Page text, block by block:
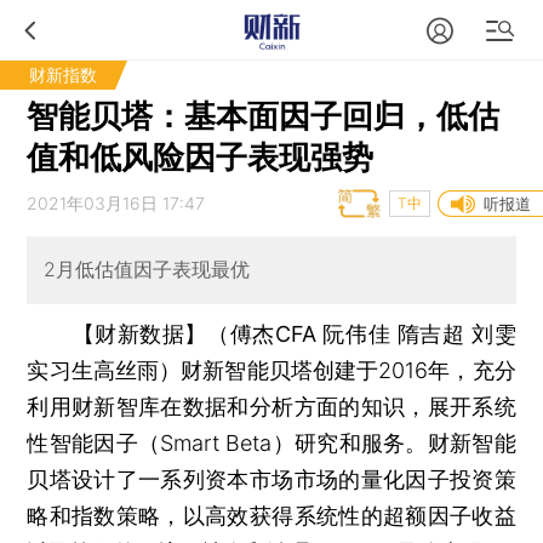
财新指数
智能贝塔：基本面因子回归，低估
值和低风险因子表现强势
2021年03月16日 17:47 听报道
T中
2月低估值因子表现最优
【财新数据】（傅杰CFA 阮伟佳 隋吉超 刘雯
实习生高丝雨） 财新智能贝塔创建于2016年，充分
利用财新智库在数据和分析方面的知识，展开系统
性智能因子（Smart Beta）研究和服务。财新智能
贝塔设计了一系列资本市场市场的量化因子投资策
略和指数策略，以高效获得系统性的超额因子收益